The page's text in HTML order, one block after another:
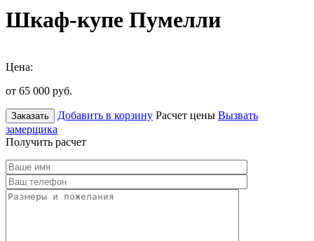
Шкаф-купе Пумелли
Цена:
от 65 000 руб.
Заказать Добавить в корзину Расчет цены Вызвать
замерщика
Получить расчет